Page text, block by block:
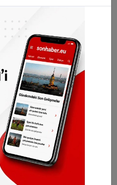
yazılmaktadır. Zaman
olmasına rağmen
kuruluşundan beri
yurt dışında hiç bir
müstakil bir yardım
bay-bayan 40
üyesi, 8 temsilciliği, her
1568 aktif üyesi, 7 binin